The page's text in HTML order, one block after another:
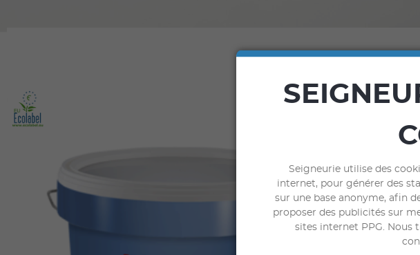
Seigneurie utilise des
internet, pour générer des
sur une base anonyme, afin
proposer des publicités sur
sites internet PPG. Nous